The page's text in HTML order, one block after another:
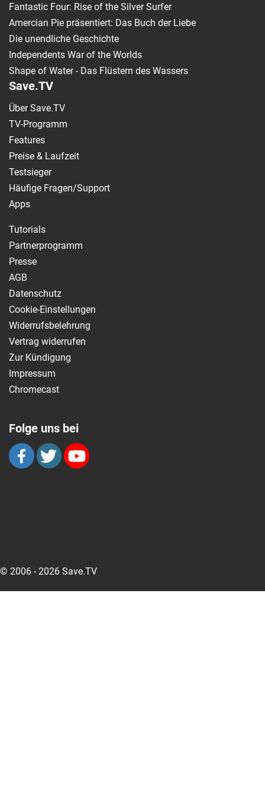
Fantastic Four: Rise of the Silver Surfer
Amercian Pie präsentiert: Das Buch der Liebe
Die unendliche Geschichte
Independents War of the Worlds
Shape of Water - Das Flüstern des Wassers
Save.TV
Über Save.TV
TV-Programm
Features
Preise & Laufzeit
Testsieger
Häufige Fragen/Support
Apps
Tutorials
Partnerprogramm
Presse
AGB
Datenschutz
Cookie-Einstellungen
Widerrufsbelehrung
Vertrag widerrufen
Zur Kündigung
Impressum
Chromecast
Folge uns bei
© 2006 - 2026 Save.TV